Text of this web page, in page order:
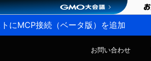
にMCP接続（ベータ版）を追加
お問い合わせ